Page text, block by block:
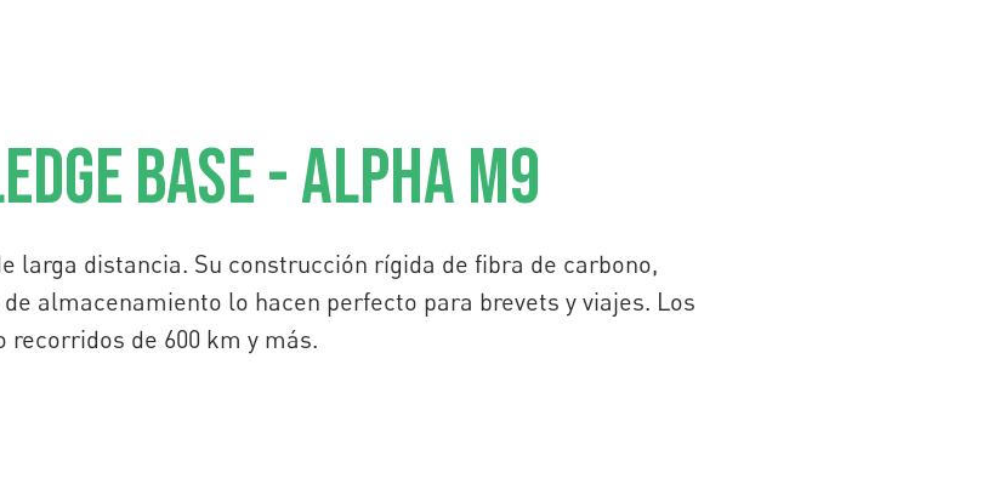
Base - Alpha M9
larga distancia. Su construcción rígida de fibra de carbono,
almacenamiento lo hacen perfecto para brevets y viajes. Los
de 600 km y más.